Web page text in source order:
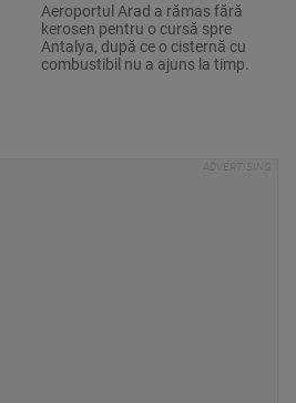
Aeroportul Arad a rămas fără
kerosen pentru o cursă spre
Antalya, după ce o cisternă cu
combustibil nu a ajuns la timp.